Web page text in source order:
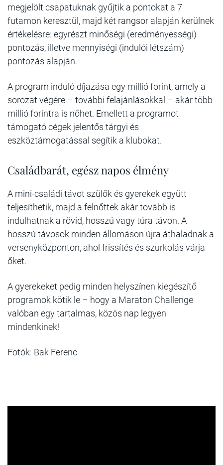
megjelölt csapatuknak gyűjtik a pontokat a 7
futamon keresztül, majd két rangsor alapján kerülnek
értékelésre: egyrészt minőségi (eredményességi)
pontozás, illetve mennyiségi (indulói létszám)
pontozás alapján.
A program induló díjazása egy millió forint, amely a
sorozat végére – további felajánlásokkal – akár több
millió forintra is nőhet. Emellett a programot
támogató cégek jelentős tárgyi és
eszköztámogatással segítik a klubokat.
Családbarát, egész napos élmény
A mini-családi távot szülők és gyerekek együtt
teljesíthetik, majd a felnőttek akár tovább is
indulhatnak a rövid, hosszú vagy túra távon. A
hosszú távosok minden állomáson újra áthaladnak a
versenyközponton, ahol frissítés és szurkolás várja
őket.
A gyerekeket pedig minden helyszínen kiegészítő
programok kötik le – hogy a Maraton Challenge
valóban egy tartalmas, közös nap legyen
mindenkinek!
Fotók: Bak Ferenc